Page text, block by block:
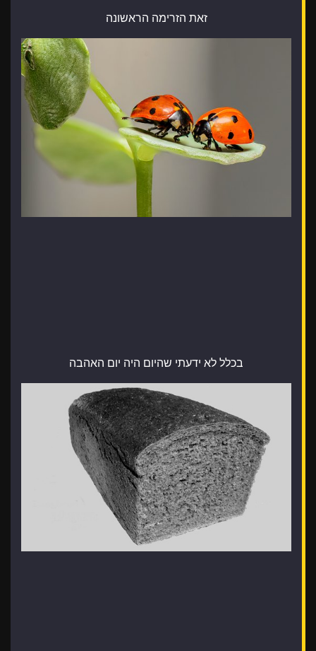
זאת הזרימה הראשונה
בכלל לא ידעתי שהיום היה יום האהבה